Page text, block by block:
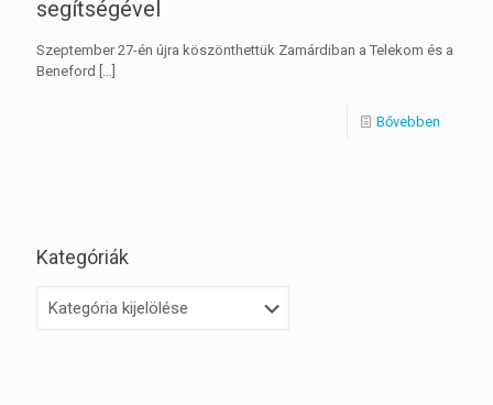
segítségével
Szeptember 27-én újra köszönthettük Zamárdiban a Telekom és a
Beneford
Bővebben
Kategóriák